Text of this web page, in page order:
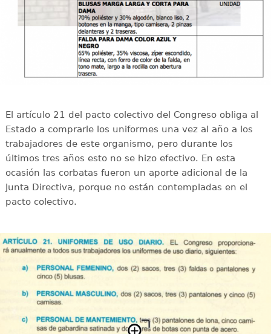
El artículo 21 del pacto colectivo del Congreso obliga al
Estado a comprarle los uniformes una vez al año a los
trabajadores de este organismo, pero durante los
últimos tres años esto no se hizo efectivo. En esta
ocasión las corbatas fueron un aporte adicional de la
Junta Directiva, porque no están contempladas en el
pacto colectivo.